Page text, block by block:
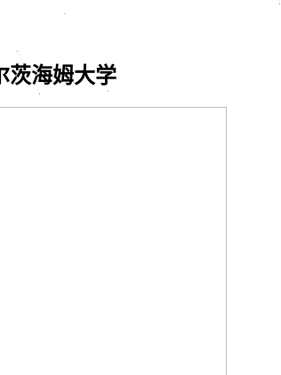
茨海姆大学